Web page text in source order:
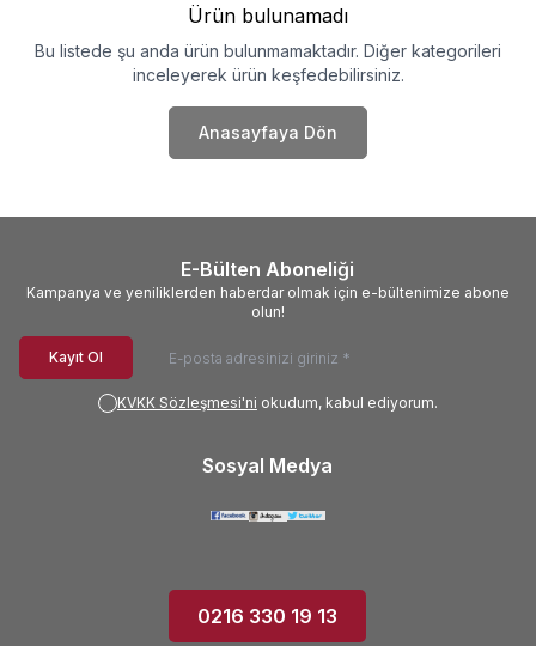
Ürün bulunamadı
Bu listede şu anda ürün bulunmamaktadır. Diğer kategorileri
inceleyerek ürün keşfedebilirsiniz.
Anasayfaya Dön
E-Bülten Aboneliği
Kampanya ve yeniliklerden haberdar olmak için e-bültenimize abone
olun!
Kayıt Ol
KVKK Sözleşmesi'ni okudum, kabul ediyorum.
Sosyal Medya
0216 330 19 13